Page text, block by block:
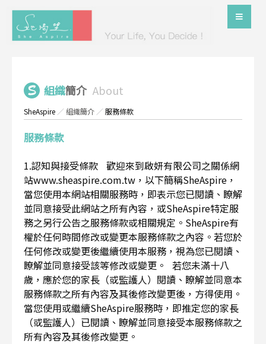
組織簡介 About
SheAspire ／組織簡介 ／服務條款
服務條款
1.認知與接受條款 歡迎來到啟妍有限公司之關係網
站www.sheaspire.com.tw，以下簡稱SheAspire，
當您使用本網站相關服務時，即表示您已閱讀、瞭解
並同意接受此網站之所有內容，或SheAspire特定服
務之另行公告之服務條款或相關規定。SheAspire有
權於任何時間修改或變更本服務條款之內容。若您於
任何修改或變更後繼續使用本服務，視為您已閱讀、
瞭解並同意接受該等修改或變更。 若您未滿十八
歲，應於您的家長（或監護人）閱讀、瞭解並同意本
服務條款之所有內容及其後修改變更後，方得使用。
當您使用或繼續SheAspire服務時，即推定您的家長
（或監護人）已閱讀、瞭解並同意接受本服務條款之
所有內容及其後修改變更。